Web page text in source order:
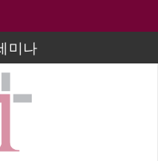
미나
업연주
유초등부 발표
헌송